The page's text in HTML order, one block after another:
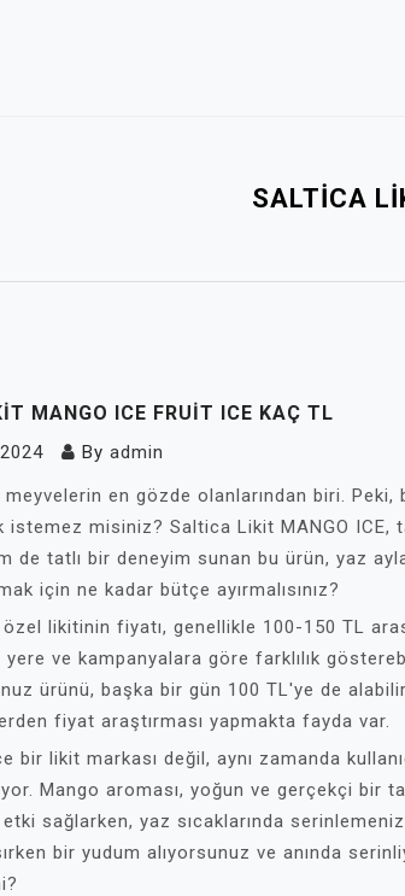
SALTICA
MANGO ICE FRUIT ICE KAÇ TL
By admin
en gözde olanlarından biri.
istemez misiniz? Saltica Likit MANGO ICE,
de tatlı bir deneyim sunan bu ürün, yaz
için ne kadar bütçe ayırmalısınız?
likitinin fiyatı, genellikle 100-150 TL
yere ve kampanyalara göre farklılık
ürünü, başka bir gün 100 TL'ye de
fiyat araştırması yapmakta fayda var.
bir likit markası değil, aynı zamanda
Mango aroması, yoğun ve gerçekçi bir
sağlarken, yaz sıcaklarında
bir yudum alıyorsunuz ve anında